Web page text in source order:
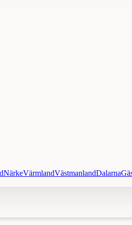
NärkeVärmlandVästmanlandDalarna